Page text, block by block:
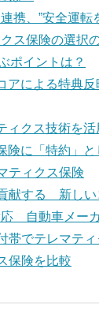
携、”安全運転
ス保険の選択
ポイントは？
による特典反
クス技術を活
に「特約」と
ティクス保険
献する 新し
自動車メー
帯でテレマテ
保険を比較